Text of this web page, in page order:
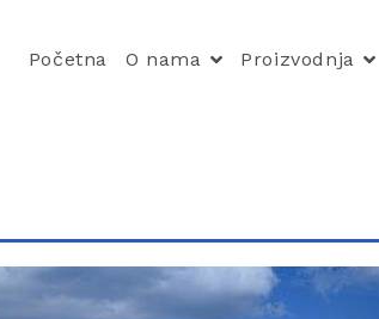
Početna O nama Proizvodnja